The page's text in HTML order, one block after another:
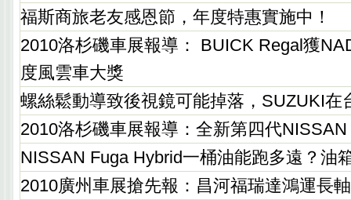
福斯商旅老友感恩節，年度特惠實施中！
2010洛杉磯車展報導： BUICK Regal獲
度風雲車大獎
螺絲鬆動導致後視鏡可能掉落，SUZUKI在
2010洛杉磯車展報導：全新第四代
NISSAN Fuga Hybrid一桶油能跑多遠？油
2010廣州車展搶先報：昌河福瑞達鴻運長